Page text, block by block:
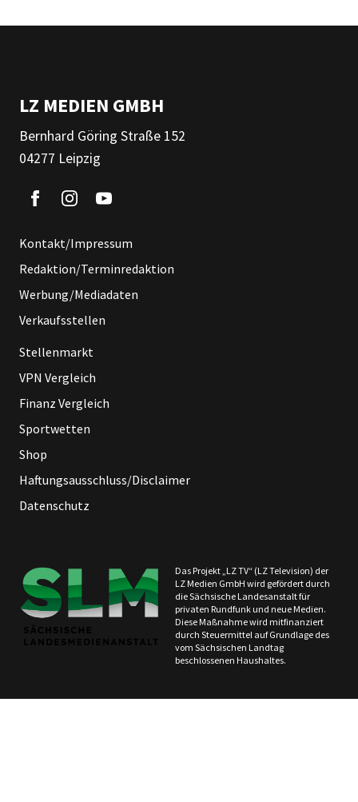
LZ MEDIEN GMBH
Bernhard Göring Straße 152
04277 Leipzig
Kontakt/Impressum
Redaktion/Terminredaktion
Werbung/Mediadaten
Verkaufsstellen
Stellenmarkt
VPN Vergleich
Finanz Vergleich
Sportwetten
Shop
Haftungsausschluss/Disclaimer
Datenschutz
Das Projekt „LZ TV“ (LZ Television) der
LZ Medien GmbH wird gefördert durch
die Sächsische Landesanstalt für
privaten Rundfunk und neue Medien.
Diese Maßnahme wird mitfinanziert
durch Steuermittel auf Grundlage des
vom Sächsischen Landtag
beschlossenen Haushaltes.